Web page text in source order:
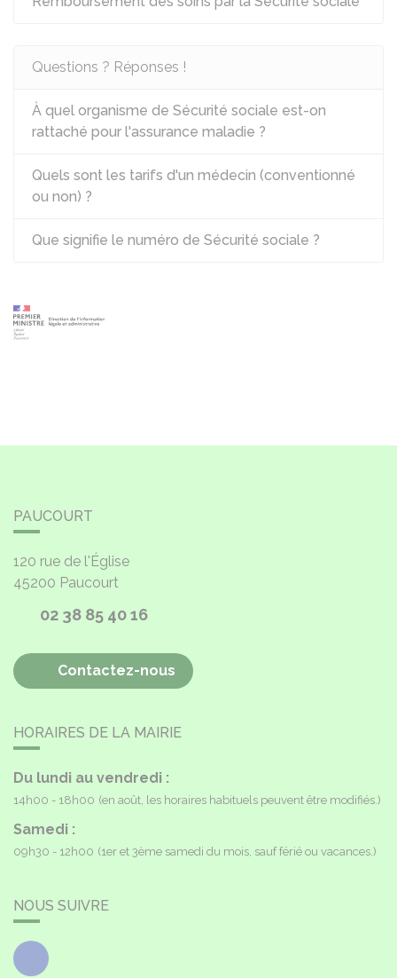
Questions ? Réponses !
À quel organisme de Sécurité sociale est-on
rattaché pour l'assurance maladie ?
Quels sont les tarifs d'un médecin (conventionné
ou non) ?
Que signifie le numéro de Sécurité sociale ?
PAUCOURT
120 rue de l'Église
45200 Paucourt
02 38 85 40 16
Contactez-nous
HORAIRES DE LA MAIRIE
Du lundi au vendredi :
14h00 - 18h00 (en août, les horaires habituels peuvent être modifiés.)
Samedi :
09h30 - 12h00 (1er et 3ème samedi du mois, sauf férié ou vacances.)
NOUS SUIVRE
Facebook